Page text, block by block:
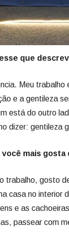
que
Meu
e a gentileza
está do outro
dizer: gentileza
você mais
trabalho, gosto
casa no interior
e as
passear com